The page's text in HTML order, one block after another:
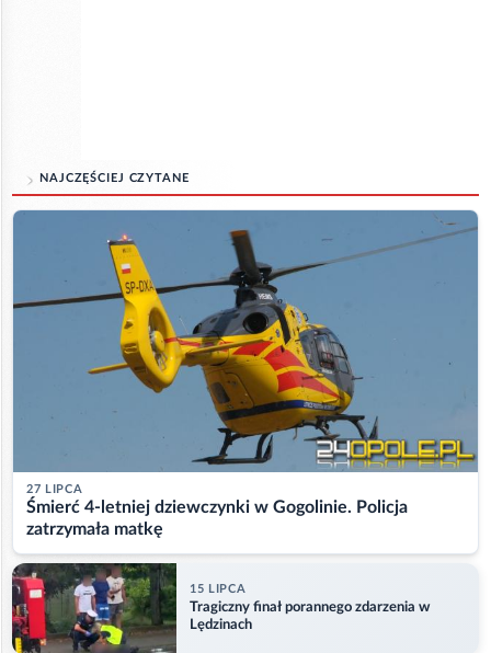
NAJCZĘŚCIEJ CZYTANE
27 LIPCA
Śmierć 4-letniej dziewczynki w Gogolinie. Policja
zatrzymała matkę
15 LIPCA
Tragiczny finał porannego zdarzenia w
Lędzinach